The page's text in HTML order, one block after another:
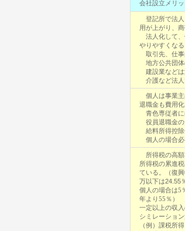
会社設立メリッ
登記所で法人
用が上がり、
法人化して、
やりやすくなる
取引先、仕事
地方公共団体
建設業などは
介護など法人
個人は事業主
退職金も費用
青色専従者に
役員退職金の
給料所得控除
個人の場合必
所得税の高額
所得税の累進
ている。（復
万以下は24.55
個人の場合は5
年より55％）
一定以上の収
シミレーショ
（例）課税所